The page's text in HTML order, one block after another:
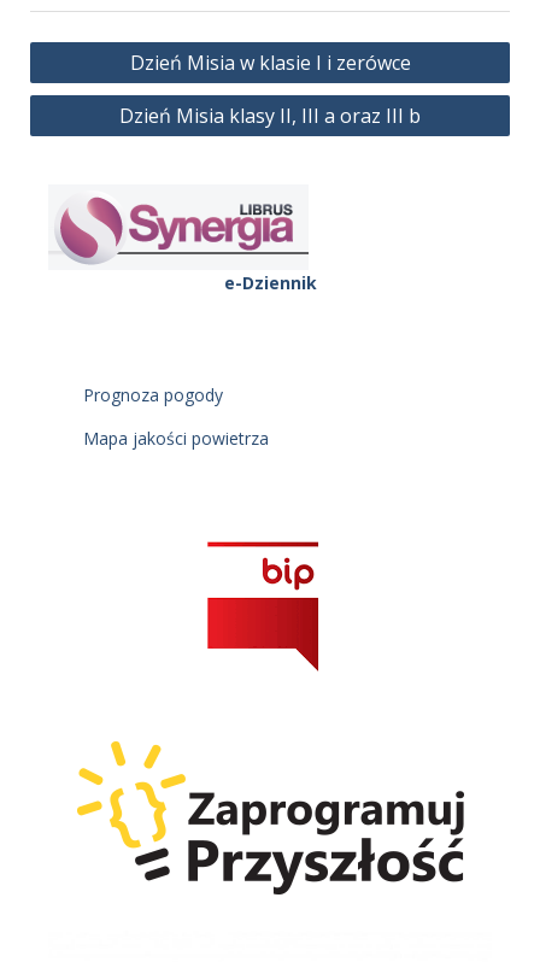
Nawigacja
wpisu
Dzień Misia w klasie I i zerówce
Dzień Misia klasy II, III a oraz III b
e-Dziennik
Prognoza pogody
Mapa jakości powietrza